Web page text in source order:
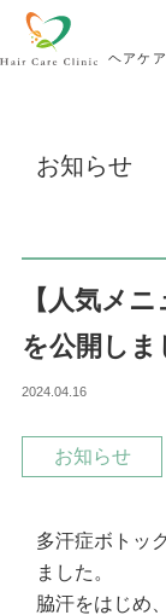
ヘアケ
お知らせ
【人気メ
を公開しま
2024.04.16
お知らせ
多汗症ボトッ
ました。
脇汗をはじめ